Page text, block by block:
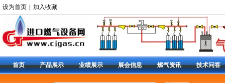
设为首页 加入收藏
首页 产品展示 业绩展示 展会信息 燃气资讯 技术问答